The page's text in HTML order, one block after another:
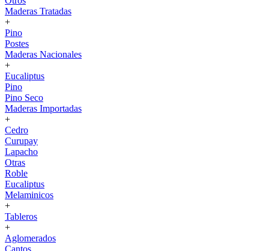
Maderas Tratadas
+
Pino
Postes
Maderas Nacionales
+
Eucaliptus
Pino
Pino Seco
Maderas Importadas
+
Cedro
Curupay
Lapacho
Otras
Roble
Eucaliptus
Melaminicos
+
Tableros
+
Aglomerados
Cantos